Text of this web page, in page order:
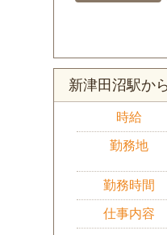
新津田沼駅か
時給
勤務地
勤務時間
仕事内容